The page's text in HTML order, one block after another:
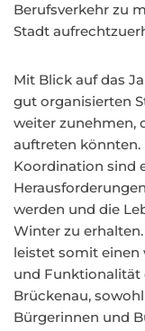
Berufsverkehr zu
Stadt
Mit Blick auf das
gut organisierten
weiter zunehmen,
auftreten könnten.
Koordination sind
werden und die
Winter zu
leistet somit einen
und Funktionalität
Brückenau,
Bürgerinnen und